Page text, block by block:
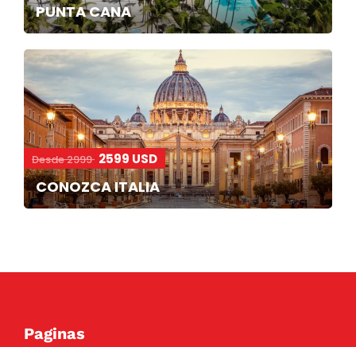
PUNTA CANA
Desde 2999 2599 USD
CONOZCA ITALIA
Paginas